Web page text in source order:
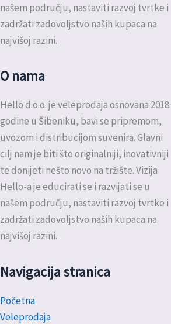
našem području, nastaviti razvoj tvrtke i
zadržati zadovoljstvo naših kupaca na
najvišoj razini.
O nama
Hello d.o.o. je veleprodaja osnovana 2018.
godine u Šibeniku, bavi se pripremom,
uvozom i distribucijom suvenira. Glavni
cilj nam je biti što originalniji, inovativniji
te donijeti nešto novo na tržište. Vizija
Hello-a je educirati se i razvijati se u
našem području, nastaviti razvoj tvrtke i
zadržati zadovoljstvo naših kupaca na
najvišoj razini.
Navigacija stranica
Početna
Veleprodaja